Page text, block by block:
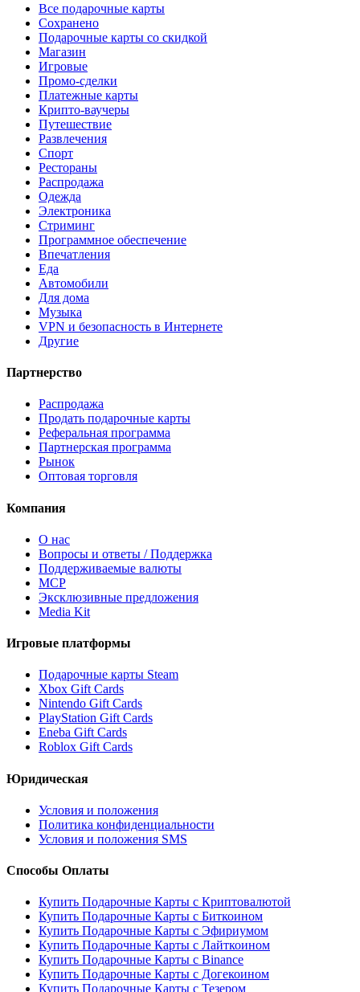
Все подарочные карты
Сохранено
Подарочные карты со скидкой
Магазин
Игровые
Промо-сделки
Платежные карты
Крипто-ваучеры
Путешествие
Развлечения
Спорт
Рестораны
Распродажа
Одежда
Электроника
Стриминг
Программное обеспечение
Впечатления
Еда
Автомобили
Для дома
Музыка
VPN и безопасность в Интернете
Другие
Партнерство
Распродажа
Продать подарочные карты
Реферальная программа
Партнерская программа
Рынок
Оптовая торговля
Компания
О нас
Вопросы и ответы / Поддержка
Поддерживаемые валюты
MCP
Эксклюзивные предложения
Media Kit
Игровые платформы
Подарочные карты Steam
Xbox Gift Cards
Nintendo Gift Cards
PlayStation Gift Cards
Eneba Gift Cards
Roblox Gift Cards
Юридическая
Условия и положения
Политика конфиденциальности
Условия и положения SMS
Способы Оплаты
Купить Подарочные Карты с Криптовалютой
Купить Подарочные Карты с Биткоином
Купить Подарочные Карты с Эфириумом
Купить Подарочные Карты с Лайткоином
Купить Подарочные Карты с Binance
Купить Подарочные Карты с Догекоином
Купить Подарочные Карты с Тезером